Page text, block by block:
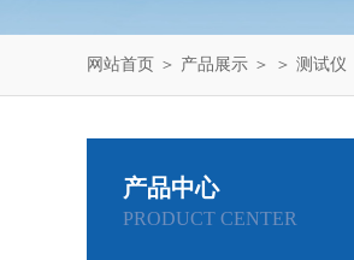
网站首页 ＞ 产品展示 ＞ ＞ 测试仪
产品中心
PRODUCT CENTER